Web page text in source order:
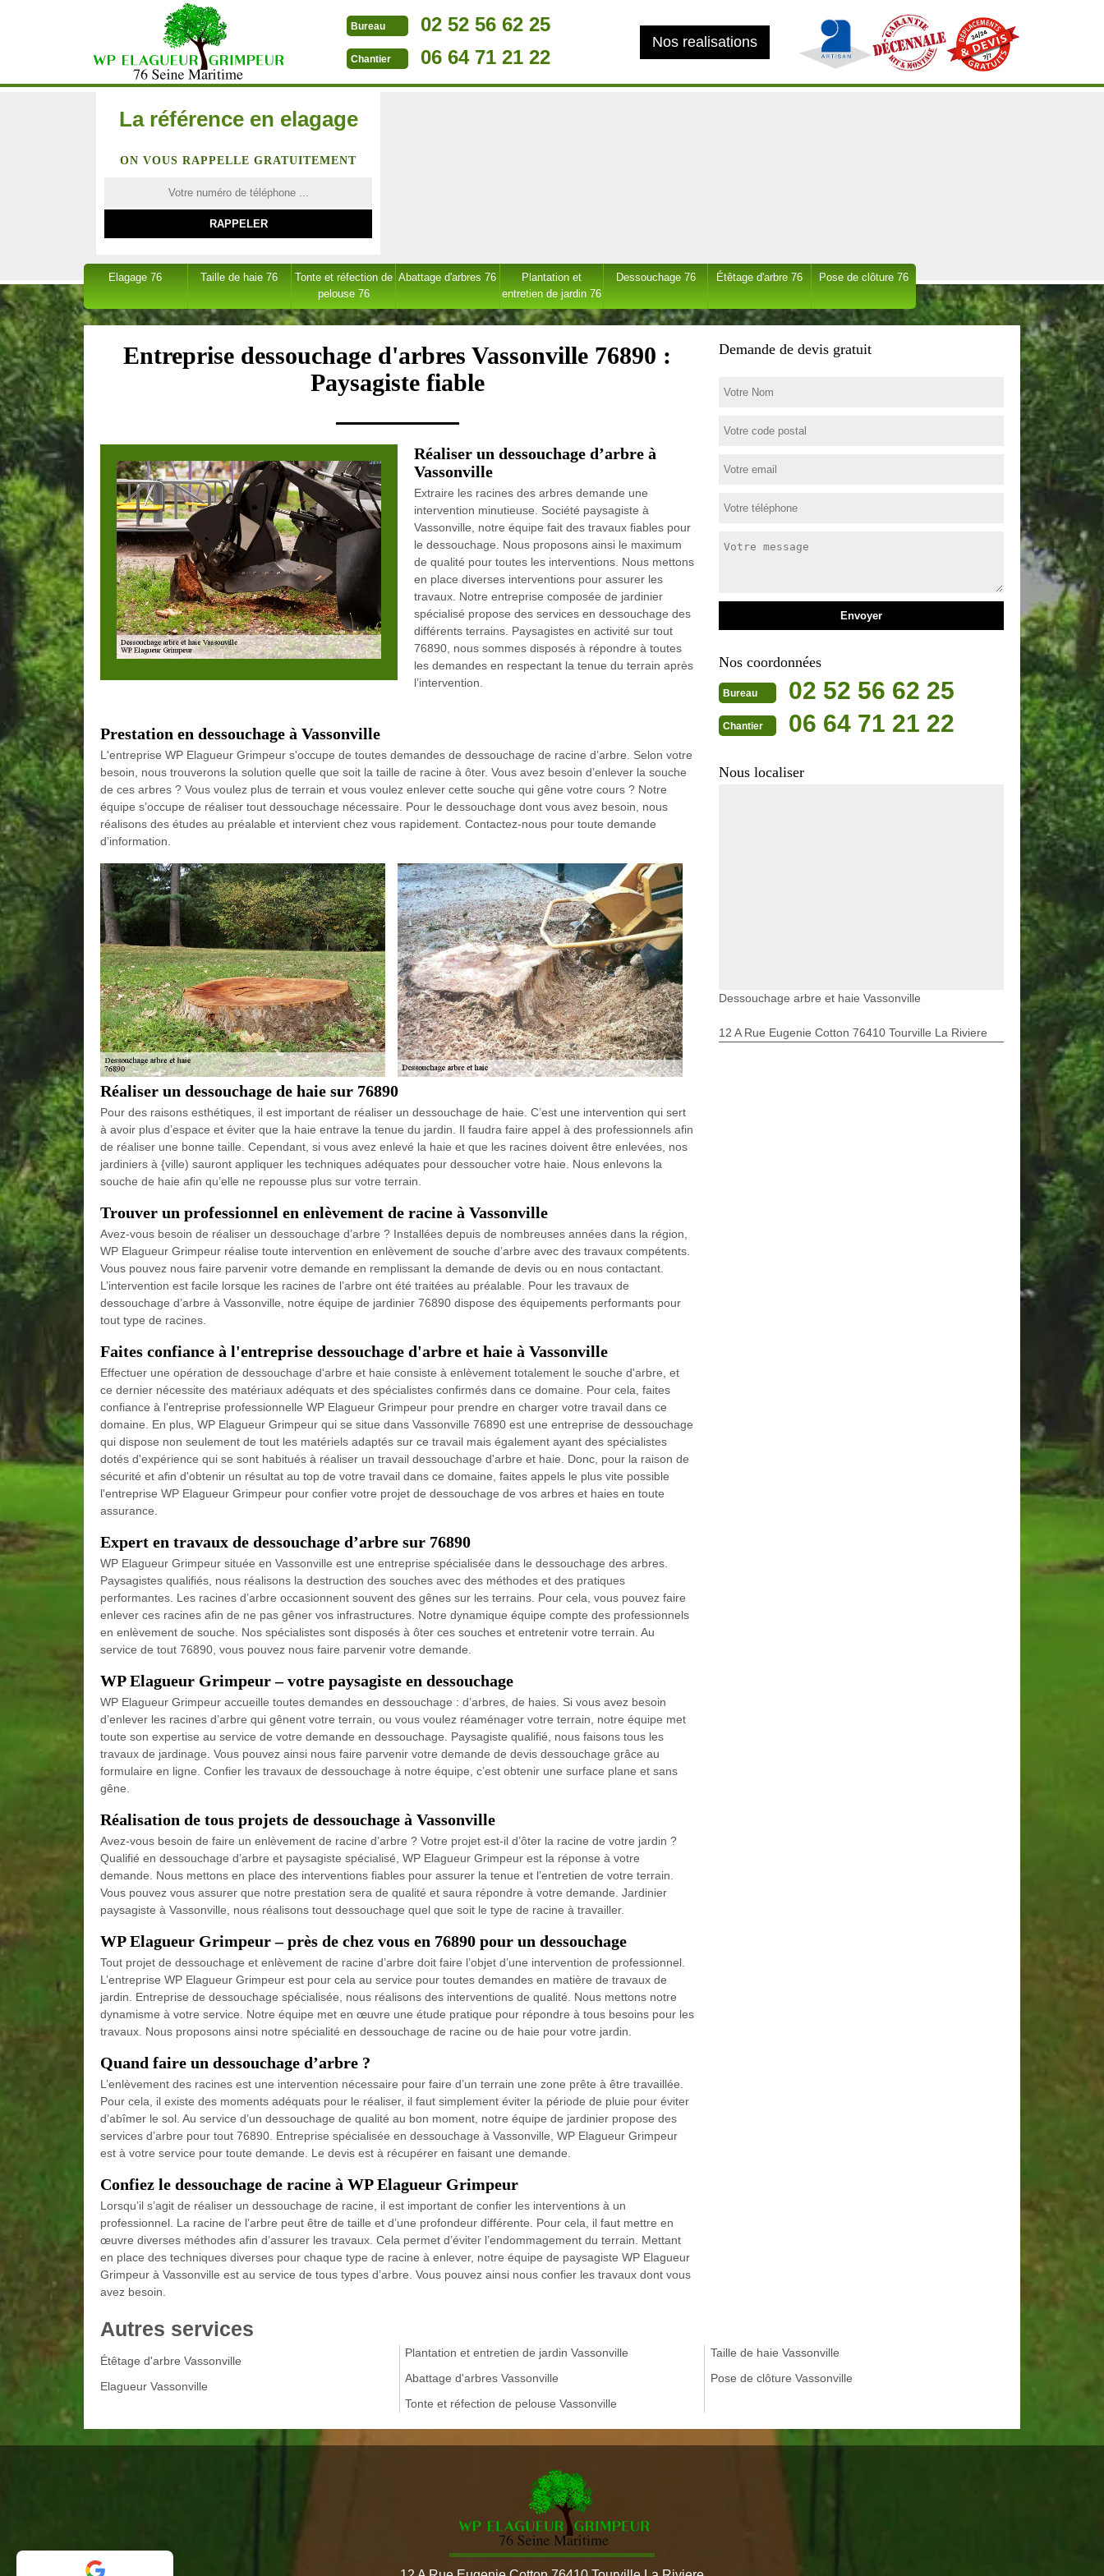
Bureau 02 52 56 62 25
Chantier 06 64 71 21 22
Nos realisations
La référence en elagage
ON VOUS RAPPELLE GRATUITEMENT
Elagage 76 Taille de haie 76
Tonte et réfection de
pelouse 76
Abattage d'arbres 76
Plantation et
entretien de jardin 76
Dessouchage 76 Étêtage d'arbre 76 Pose de clôture 76
Entreprise dessouchage d'arbres Vassonville 76890 :
Paysagiste fiable
Réaliser un dessouchage d’arbre à
Vassonville
Extraire les racines des arbres demande une
intervention minutieuse. Société paysagiste à
Vassonville, notre équipe fait des travaux fiables pour
le dessouchage. Nous proposons ainsi le maximum
de qualité pour toutes les interventions. Nous mettons
en place diverses interventions pour assurer les
travaux. Notre entreprise composée de jardinier
spécialisé propose des services en dessouchage des
différents terrains. Paysagistes en activité sur tout
76890, nous sommes disposés à répondre à toutes
les demandes en respectant la tenue du terrain après
l’intervention.
Prestation en dessouchage à Vassonville
L'entreprise WP Elagueur Grimpeur s'occupe de toutes demandes de dessouchage de racine d’arbre. Selon votre
besoin, nous trouverons la solution quelle que soit la taille de racine à ôter. Vous avez besoin d’enlever la souche
de ces arbres ? Vous voulez plus de terrain et vous voulez enlever cette souche qui gêne votre cours ? Notre
équipe s’occupe de réaliser tout dessouchage nécessaire. Pour le dessouchage dont vous avez besoin, nous
réalisons des études au préalable et intervient chez vous rapidement. Contactez-nous pour toute demande
d’information.
Réaliser un dessouchage de haie sur 76890
Pour des raisons esthétiques, il est important de réaliser un dessouchage de haie. C’est une intervention qui sert
à avoir plus d’espace et éviter que la haie entrave la tenue du jardin. Il faudra faire appel à des professionnels afin
de réaliser une bonne taille. Cependant, si vous avez enlevé la haie et que les racines doivent être enlevées, nos
jardiniers à {ville) sauront appliquer les techniques adéquates pour dessoucher votre haie. Nous enlevons la
souche de haie afin qu’elle ne repousse plus sur votre terrain.
Trouver un professionnel en enlèvement de racine à Vassonville
Avez-vous besoin de réaliser un dessouchage d’arbre ? Installées depuis de nombreuses années dans la région,
WP Elagueur Grimpeur réalise toute intervention en enlèvement de souche d’arbre avec des travaux compétents.
Vous pouvez nous faire parvenir votre demande en remplissant la demande de devis ou en nous contactant.
L’intervention est facile lorsque les racines de l’arbre ont été traitées au préalable. Pour les travaux de
dessouchage d’arbre à Vassonville, notre équipe de jardinier 76890 dispose des équipements performants pour
tout type de racines.
Faites confiance à l'entreprise dessouchage d'arbre et haie à Vassonville
Effectuer une opération de dessouchage d'arbre et haie consiste à enlèvement totalement le souche d'arbre, et
ce dernier nécessite des matériaux adéquats et des spécialistes confirmés dans ce domaine. Pour cela, faites
confiance à l'entreprise professionnelle WP Elagueur Grimpeur pour prendre en charger votre travail dans ce
domaine. En plus, WP Elagueur Grimpeur qui se situe dans Vassonville 76890 est une entreprise de dessouchage
qui dispose non seulement de tout les matériels adaptés sur ce travail mais également ayant des spécialistes
dotés d'expérience qui se sont habitués à réaliser un travail dessouchage d'arbre et haie. Donc, pour la raison de
sécurité et afin d'obtenir un résultat au top de votre travail dans ce domaine, faites appels le plus vite possible
l'entreprise WP Elagueur Grimpeur pour confier votre projet de dessouchage de vos arbres et haies en toute
assurance.
Expert en travaux de dessouchage d’arbre sur 76890
WP Elagueur Grimpeur située en Vassonville est une entreprise spécialisée dans le dessouchage des arbres.
Paysagistes qualifiés, nous réalisons la destruction des souches avec des méthodes et des pratiques
performantes. Les racines d’arbre occasionnent souvent des gênes sur les terrains. Pour cela, vous pouvez faire
enlever ces racines afin de ne pas gêner vos infrastructures. Notre dynamique équipe compte des professionnels
en enlèvement de souche. Nos spécialistes sont disposés à ôter ces souches et entretenir votre terrain. Au
service de tout 76890, vous pouvez nous faire parvenir votre demande.
WP Elagueur Grimpeur – votre paysagiste en dessouchage
WP Elagueur Grimpeur accueille toutes demandes en dessouchage : d’arbres, de haies. Si vous avez besoin
d’enlever les racines d’arbre qui gênent votre terrain, ou vous voulez réaménager votre terrain, notre équipe met
toute son expertise au service de votre demande en dessouchage. Paysagiste qualifié, nous faisons tous les
travaux de jardinage. Vous pouvez ainsi nous faire parvenir votre demande de devis dessouchage grâce au
formulaire en ligne. Confier les travaux de dessouchage à notre équipe, c’est obtenir une surface plane et sans
gêne.
Réalisation de tous projets de dessouchage à Vassonville
Avez-vous besoin de faire un enlèvement de racine d’arbre ? Votre projet est-il d’ôter la racine de votre jardin ?
Qualifié en dessouchage d’arbre et paysagiste spécialisé, WP Elagueur Grimpeur est la réponse à votre
demande. Nous mettons en place des interventions fiables pour assurer la tenue et l’entretien de votre terrain.
Vous pouvez vous assurer que notre prestation sera de qualité et saura répondre à votre demande. Jardinier
paysagiste à Vassonville, nous réalisons tout dessouchage quel que soit le type de racine à travailler.
WP Elagueur Grimpeur – près de chez vous en 76890 pour un dessouchage
Tout projet de dessouchage et enlèvement de racine d’arbre doit faire l’objet d’une intervention de professionnel.
L’entreprise WP Elagueur Grimpeur est pour cela au service pour toutes demandes en matière de travaux de
jardin. Entreprise de dessouchage spécialisée, nous réalisons des interventions de qualité. Nous mettons notre
dynamisme à votre service. Notre équipe met en œuvre une étude pratique pour répondre à tous besoins pour les
travaux. Nous proposons ainsi notre spécialité en dessouchage de racine ou de haie pour votre jardin.
Quand faire un dessouchage d’arbre ?
L’enlèvement des racines est une intervention nécessaire pour faire d’un terrain une zone prête à être travaillée.
Pour cela, il existe des moments adéquats pour le réaliser, il faut simplement éviter la période de pluie pour éviter
d’abîmer le sol. Au service d’un dessouchage de qualité au bon moment, notre équipe de jardinier propose des
services d’arbre pour tout 76890. Entreprise spécialisée en dessouchage à Vassonville, WP Elagueur Grimpeur
est à votre service pour toute demande. Le devis est à récupérer en faisant une demande.
Confiez le dessouchage de racine à WP Elagueur Grimpeur
Lorsqu’il s’agit de réaliser un dessouchage de racine, il est important de confier les interventions à un
professionnel. La racine de l’arbre peut être de taille et d’une profondeur différente. Pour cela, il faut mettre en
œuvre diverses méthodes afin d’assurer les travaux. Cela permet d’éviter l’endommagement du terrain. Mettant
en place des techniques diverses pour chaque type de racine à enlever, notre équipe de paysagiste WP Elagueur
Grimpeur à Vassonville est au service de tous types d’arbre. Vous pouvez ainsi nous confier les travaux dont vous
avez besoin.
Demande de devis gratuit
Nos coordonnées
Bureau 02 52 56 62 25
Chantier 06 64 71 21 22
Nous localiser
Dessouchage arbre et haie Vassonville
12 A Rue Eugenie Cotton 76410 Tourville La Riviere
Autres services
Étêtage d'arbre Vassonville
Elagueur Vassonville
Plantation et entretien de jardin Vassonville
Abattage d'arbres Vassonville
Tonte et réfection de pelouse Vassonville
Taille de haie Vassonville
Pose de clôture Vassonville